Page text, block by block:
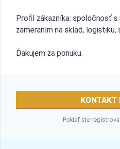
Profil zákazníka: spoločnosť s
zameraním na sklad, logistiku,
Ďakujem za ponuku.
KONTAKT
Pokiaľ ste